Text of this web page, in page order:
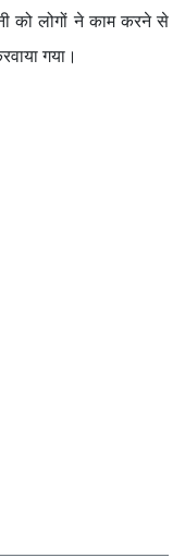
को लोगों ने काम करने से
गया।